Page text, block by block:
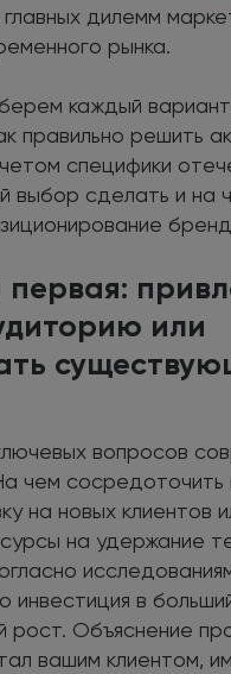
дилемм
рынка.
каждый
правильно решить
специфики
выбор сделать и на
или
вопросов
чем сосредоточить
на новых клиентов
на удержание
инвестиция в
рост. Объяснение
вашим клиентом,